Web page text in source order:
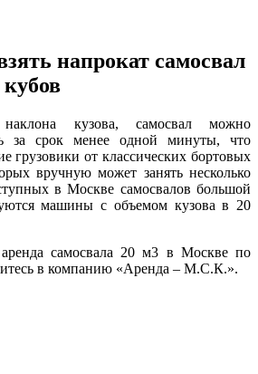
напрокат самосвал
наклона кузова, самосвал можно
за срок менее одной минуты, что
грузовики от классических бортовых
вручную может занять несколько
в Москве самосвалов большой
машины с объемом кузова в 20
аренда самосвала 20 м3 в Москве по
в компанию «Аренда – М.С.К.».